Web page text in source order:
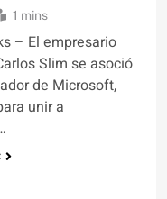
1 mins
– El empresario
Slim se asoció
de Microsoft,
unir a